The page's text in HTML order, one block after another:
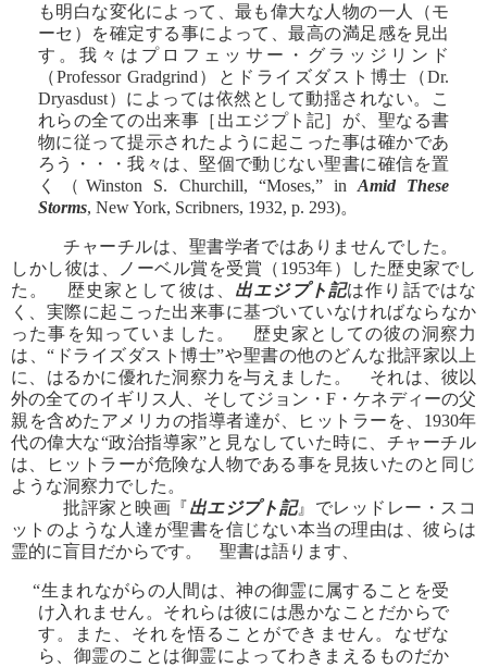
も明白な変化によって、最も偉大な人物の一人（モ
ーセ）を確定する事によって、最高の満足感を見出
す。我々はプロフェッサー・グラッジリンド
（Professor Gradgrind）とドライズダスト博士（Dr.
Dryasdust）によっては依然として動揺されない。こ
れらの全ての出来事［出エジプト記］が、聖なる書
物に従って提示されたように起こった事は確かであ
ろう・・・我々は、堅個で動じない聖書に確信を置
く（Winston S. Churchill, “Moses,” in Amid These
Storms, New York, Scribners, 1932, p. 293)。
チャーチルは、聖書学者ではありませんでした。
しかし彼は、ノーベル賞を受賞（1953年）した歴史家でし
た。 歴史家として彼は、 出エジプト記は作り話ではな
く、実際に起こった出来事に基づいていなければならなか
った事を知っていました。 歴史家としての彼の洞察力
は、“ドライズダスト博士”や聖書の他のどんな批評家以上
に、はるかに優れた洞察力を与えました。 それは、彼以
外の全てのイギリス人、そしてジョン・F・ケネディーの父
親を含めたアメリカの指導者達が、ヒットラーを、1930年
代の偉大な“政治指導家”と見なしていた時に、チャーチル
は、ヒットラーが危険な人物である事を見抜いたのと同じ
ような洞察力でした。
批評家と映画『出エジプト記』でレッドレー・スコ
ットのような人達が聖書を信じない本当の理由は、彼らは
霊的に盲目だからです。 聖書は語ります、
“生まれながらの人間は、神の御霊に属することを受
け入れません。それらは彼には愚かなことだからで
す。また、それを悟ることができません。なぜな
ら、御霊のことは御霊によってわきまえるものだか